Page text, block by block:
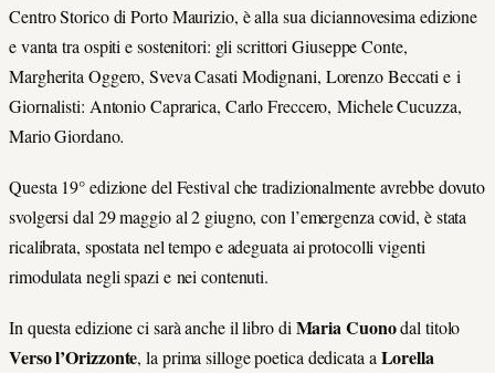
Centro Storico di Porto Maurizio, è alla sua diciannovesima edizione
e vanta tra ospiti e sostenitori: gli scrittori Giuseppe Conte,
Margherita Oggero, Sveva Casati Modignani, Lorenzo Beccati e i
Giornalisti: Antonio Caprarica, Carlo Freccero, Michele Cucuzza,
Mario Giordano.
Questa 19° edizione del Festival che tradizionalmente avrebbe dovuto
svolgersi dal 29 maggio al 2 giugno, con l’emergenza covid, è stata
ricalibrata, spostata nel tempo e adeguata ai protocolli vigenti
rimodulata negli spazi e nei contenuti.
In questa edizione ci sarà anche il libro diMaria Cuonodal titolo
Verso l’Orizzonte, la prima silloge poetica dedicata aLorella